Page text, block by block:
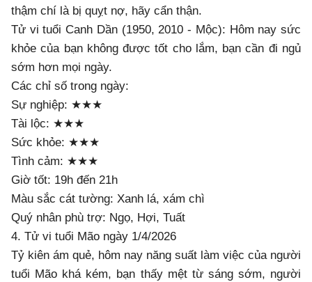
thậm chí là bị quỵt nợ, hãy cẩn thận.
Tử vi tuổi Canh Dần (1950, 2010 - Mộc): Hôm nay sức
khỏe của bạn không được tốt cho lắm, bạn cần đi ngủ
sớm hơn mọi ngày.
Các chỉ số trong ngày:
Sự nghiệp: ★★★
Tài lộc: ★★★
Sức khỏe: ★★★
Tình cảm: ★★★
Giờ tốt: 19h đến 21h
Màu sắc cát tường: Xanh lá, xám chì
Quý nhân phù trợ: Ngọ, Hợi, Tuất
4. Tử vi tuổi Mão ngày 1/4/2026
Tỷ kiên ám quẻ, hôm nay năng suất làm việc của người
tuổi Mão khá kém, bạn thấy mệt từ sáng sớm, người